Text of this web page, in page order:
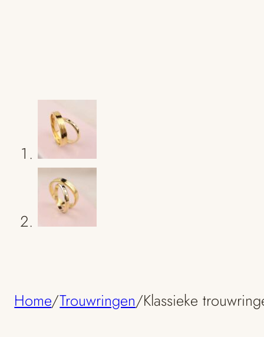
Home/Trouwringen/Klassieke